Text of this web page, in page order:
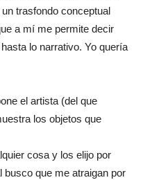
trasfondo conceptual
a mí me permite decir
lo narrativo. Yo quería
el artista (del que
los objetos que
cosa y los elijo por
que me atraigan por